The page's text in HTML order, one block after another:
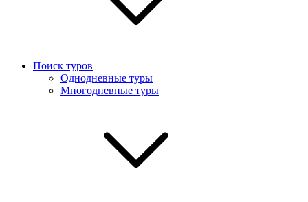
Поиск туров
Однодневные туры
Многодневные туры